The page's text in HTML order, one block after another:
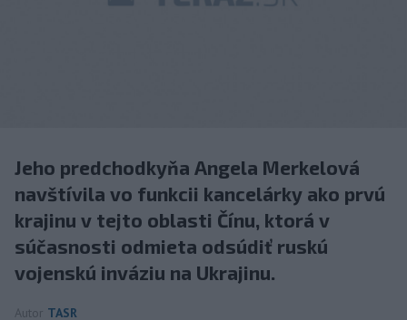
Jeho predchodkyňa Angela Merkelová
navštívila vo funkcii kancelárky ako prvú
krajinu v tejto oblasti Čínu, ktorá v
súčasnosti odmieta odsúdiť ruskú
vojenskú inváziu na Ukrajinu.
Autor TASR